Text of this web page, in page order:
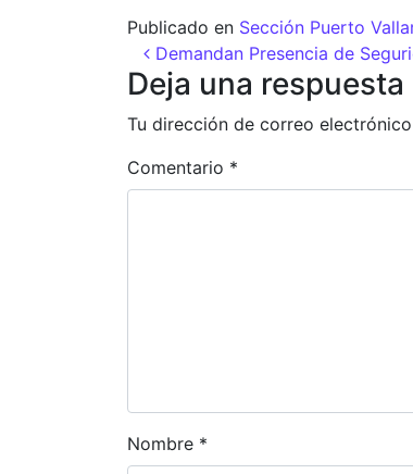
Publicado en Sección Puerto
Navegación de
Demandan Presencia de
Deja una respuesta
Tu dirección de correo
Comentario *
Nombre *